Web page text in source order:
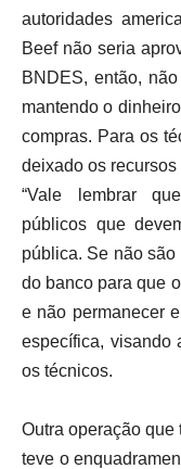
autoridades
Beef não seria
BNDES, então,
mantendo o
compras. Para os
deixado os
“Vale lembrar
públicos que
pública. Se não
do banco para que
e não permanecer
específica, visando
os técnicos.
Outra operação
teve o